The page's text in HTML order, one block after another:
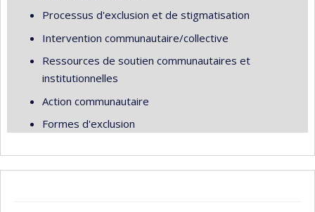
Processus d'exclusion et de stigmatisation
Intervention communautaire/collective
Ressources de soutien communautaires et
institutionnelles
Action communautaire
Formes d'exclusion